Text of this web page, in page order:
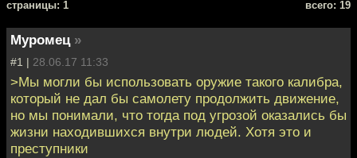
cтраницы: 1 всего: 19
Муромец »
#1 | 28.06.17 11:33
>Мы могли бы использовать оружие такого калибра,
который не дал бы самолету продолжить движение,
но мы понимали, что тогда под угрозой оказались бы
жизни находившихся внутри людей. Хотя это и
преступники